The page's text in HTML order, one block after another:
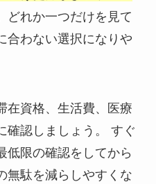
どれか一つだけを見て
合わない選択になりや
在資格、生活費、医療
確認しましょう。 すぐ
低限の確認をしてから
無駄を減らしやすくな